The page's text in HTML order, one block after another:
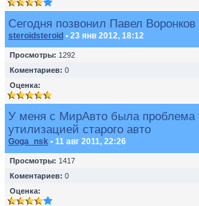
Сегодня позвонил Павел Воронков
steroidsteroid • 23 янв 2012, 18:12
Просмотры: 1292
Коментариев: 0
Оценка:
У меня с МирАвто была проблема
утилизацией старого авто
Goga_nsk • 11 авг 2011, 22:26
Просмотры: 1417
Коментариев: 0
Оценка: